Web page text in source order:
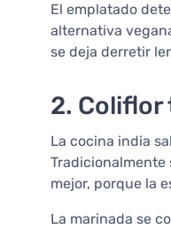
El emplatado
alternativa
se deja derretir
2.
La cocina india
Tradicionalmente
mejor, porque la
La marinada se